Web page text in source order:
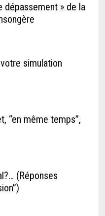
dépassement » de la
simulation
“en même temps”,
(Réponses